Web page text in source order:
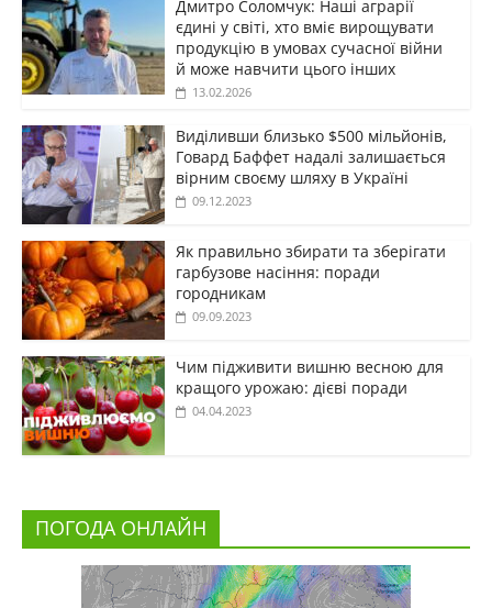
Дмитро Соломчук: Наші аграрії
єдині у світі, хто вміє вирощувати
продукцію в умовах сучасної війни
й може навчити цього інших
13.02.2026
Виділивши близько $500 мільйонів,
Говард Баффет надалі залишається
вірним своєму шляху в Україні
09.12.2023
Як правильно збирати та зберігати
гарбузове насіння: поради
городникам
09.09.2023
Чим підживити вишню весною для
кращого урожаю: дієві поради
04.04.2023
ПОГОДА ОНЛАЙН